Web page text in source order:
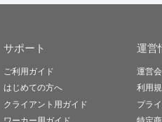
サポート
ご利用ガイド
はじめての方へ
クライアント用ガイド
運営
運営
利用
プラ